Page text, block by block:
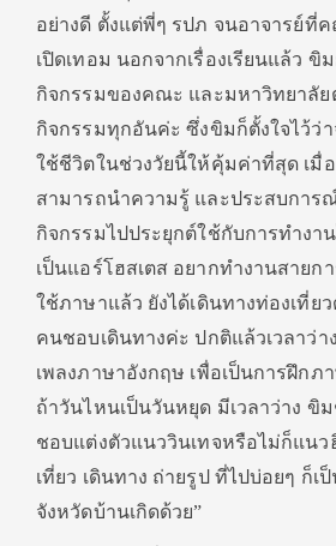
อย่างดี ตั้งแต่พี่ๆ รปภ จนอาจารย์ที่
เปิดเทอม นอกจากเรื่องเรียนแล้ว ขิ
กิจกรรมของคณะ และมหาวิทยาลัย
กิจกรรมทุกอันค่ะ ซึ่งขิมก็ตั้งใจไว้ว่า
ใช้ชีวิตในช่วงวัยนี้ให้คุ้มค่าที่สุด เมื่อ
สามารถนำความรู้ และประสบการ
กิจกรรมไปประยุกต์ใช้กับการทำงา
เป็นแอร์โฮสเตส อยากทำงานสายก
ใช้ภาษาแล้ว ยังได้เดินทางท่องเที่ย
คนชอบเดินทางค่ะ ปกติแล้วเวลาว่
เพลงภาษาอังกฤษ เพื่อเป็นการฝึกภ
ถ้าวันไหนเป็นวันหยุด มีเวลาว่าง ขิ
ชอบแต่งตัวแนววินเทจหรือไม่ก็แนว
เที่ยว เดินทาง ถ่ายรูป ที่ไปบ่อยๆ ก็เ
จังหวัดบ้านเกิดด้วย”